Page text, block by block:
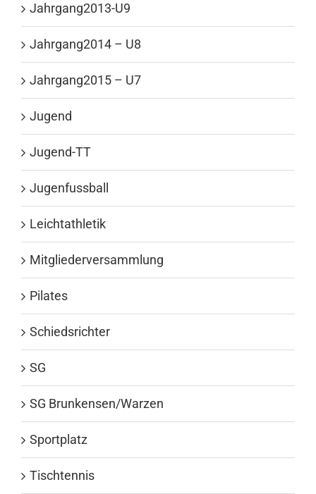
Jahrgang2013-U9
Jahrgang2014 – U8
Jahrgang2015 – U7
Jugend
Jugend-TT
Jugenfussball
Leichtathletik
Mitgliederversammlung
Pilates
Schiedsrichter
SG
SG Brunkensen/Warzen
Sportplatz
Tischtennis